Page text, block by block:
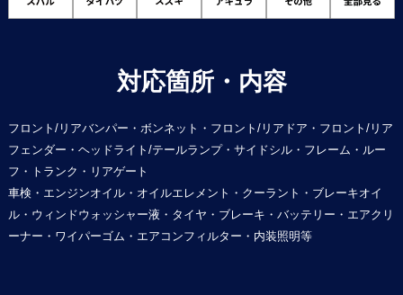
対応箇所・内容
フロント/リアバンパー・ボンネット・フロント/リアドア・フロント/リア
フェンダー・ヘッドライト/テールランプ・サイドシル・フレーム・ルー
フ・トランク・リアゲート
車検・エンジンオイル・オイルエレメント・クーラント・ブレーキオイ
ル・ウィンドウォッシャー液・タイヤ・ブレーキ・バッテリー・エアクリ
ーナー・ワイパーゴム・エアコンフィルター・内装照明等